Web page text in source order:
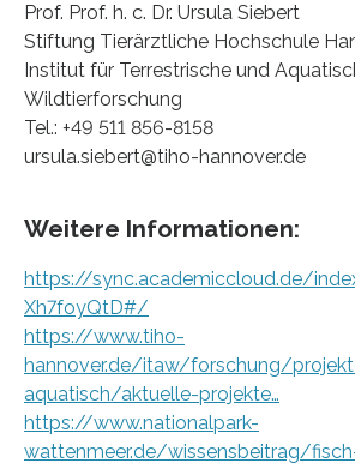
Prof. Prof. h. c. Dr. Ursula Siebert
Stiftung Tierärztliche Hochschule
Institut für Terrestrische und
Wildtierforschung
Tel.: +49 511 856-8158
ursula.siebert@tiho-hannover.de
Weitere Informationen:
https://sync.academiccloud.de/
Xh7foyQtD#/
https://www.tiho-
hannover.de/itaw/forschung/
aquatisch/aktuelle-projekte…
https://www.nationalpark-
wattenmeer.de/wissensbeitrag/